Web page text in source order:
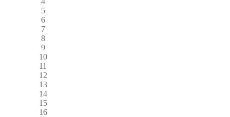
5
6
7
8
9
10
11
12
13
14
15
16